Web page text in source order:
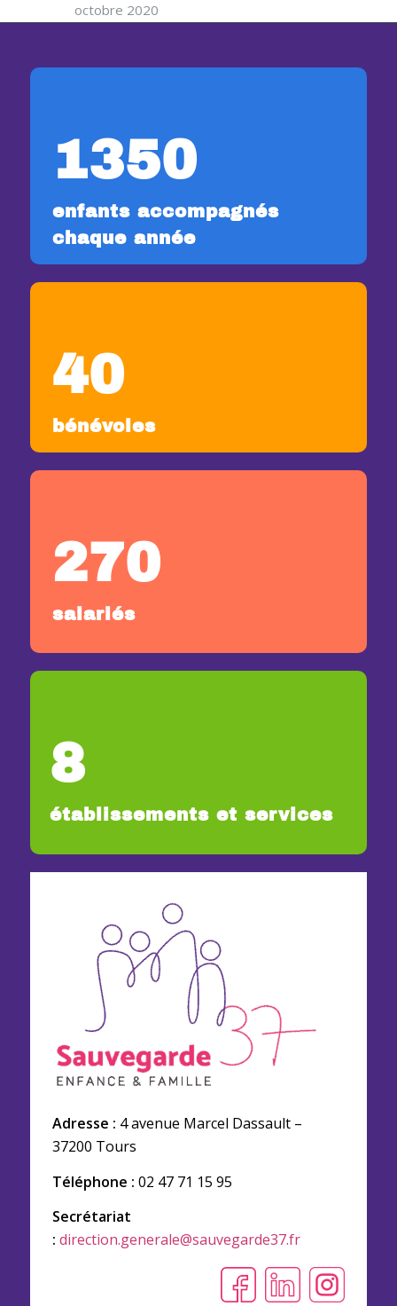
octobre 2020
1350
enfants accompagnés
chaque année
40
bénévoles
270
salariés
8
établissements et services
Adresse : 4 avenue Marcel Dassault –
37200 Tours
Téléphone : 02 47 71 15 95
Secrétariat
: direction.generale@sauvegarde37.fr